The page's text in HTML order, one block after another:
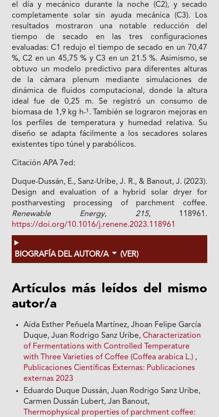
el día y mecánico durante la noche (C2), y secado
completamente solar sin ayuda mecánica (C3). Los
resultados mostraron una notable reducción del
tiempo de secado en las tres configuraciones
evaluadas: C1 redujo el tiempo de secado en un 70,47
%, C2 en un 45,75 % y C3 en un 21.5 %. Asimismo, se
obtuvo un modelo predictivo para diferentes alturas
de la cámara plenum mediante simulaciones de
dinámica de fluidos computacional, donde la altura
ideal fue de 0,25 m. Se registró un consumo de
biomasa de 1,9 kg h-¹. También se lograron mejoras en
los perfiles de temperatura y humedad relativa. Su
diseño se adapta fácilmente a los secadores solares
existentes tipo túnel y parabólicos.
Citación APA 7ed:
Duque-Dussán, E., Sanz-Uribe, J. R., & Banout, J. (2023).
Design and evaluation of a hybrid solar dryer for
postharvesting processing of parchment coffee.
Renewable Energy, 215, 118961.
https://doi.org/10.1016/j.renene.2023.118961
BIOGRAFÍA DEL AUTOR/A (VER)
Artículos más leídos del mismo
autor/a
Aída Esther Peñuela Martínez, Jhoan Felipe García
Duque, Juan Rodrigo Sanz Uribe,Characterization
of Fermentations with Controlled Temperature
with Three Varieties of Coffee (Coffea arabica L.) ,
Publicaciones Científicas Externas: Publicaciones
externas 2023
Eduardo Duque Dussán, Juan Rodrigo Sanz Uribe,
Carmen Dussán Lubert, Jan Banout,
Thermophysical properties of parchment coffee: